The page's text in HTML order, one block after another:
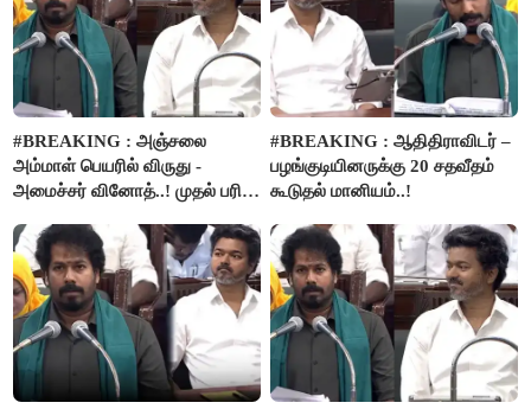
#BREAKING : அஞ்சலை
அம்மாள் பெயரில் விருது -
அமைச்சர் வினோத்..! முதல் பரிசு
#BREAKING : ஆதிதிராவிடர் –
பழங்குடியினருக்கு 20 சதவீதம்
கூடுதல் மானியம்..!